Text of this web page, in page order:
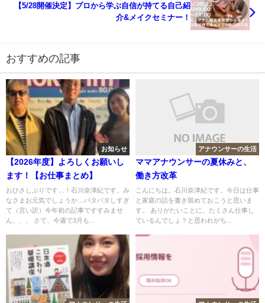
【5/28開催決定】プロから学ぶ自信が持てる自己紹
介&メイクセミナー！
おすすめの記事
お知らせ
【2026年度】よろしくお願いし
ます！【お仕事まとめ】
おひさしぶりです…！石川奈津紀です。み
なさまお元気でしょうか…バタバタしすぎ
て（言い訳）今年初の記事ですすみませ
ん、、、 さて、今週で3月も...
アナウンサーの生活
ママアナウンサーの夏休みと、
働き方改革
こんにちは。石川奈津紀です。今日は仕事
と家庭の話を書き留めておこうと思いま
す。 ありがたいことに、たくさん仕事し
ているんでしょ？と思われがち...